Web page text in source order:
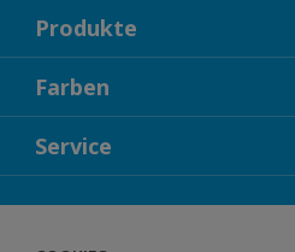
Produkte
FASSADENFARBEN
INNENFARBEN
LACKE
Farben
KOLLEKTIONEN
FARBTRENDS
FARBBERATUNG
Service